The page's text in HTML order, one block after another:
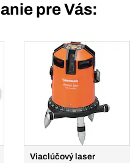
pre Vás:
Viaclúčový laser